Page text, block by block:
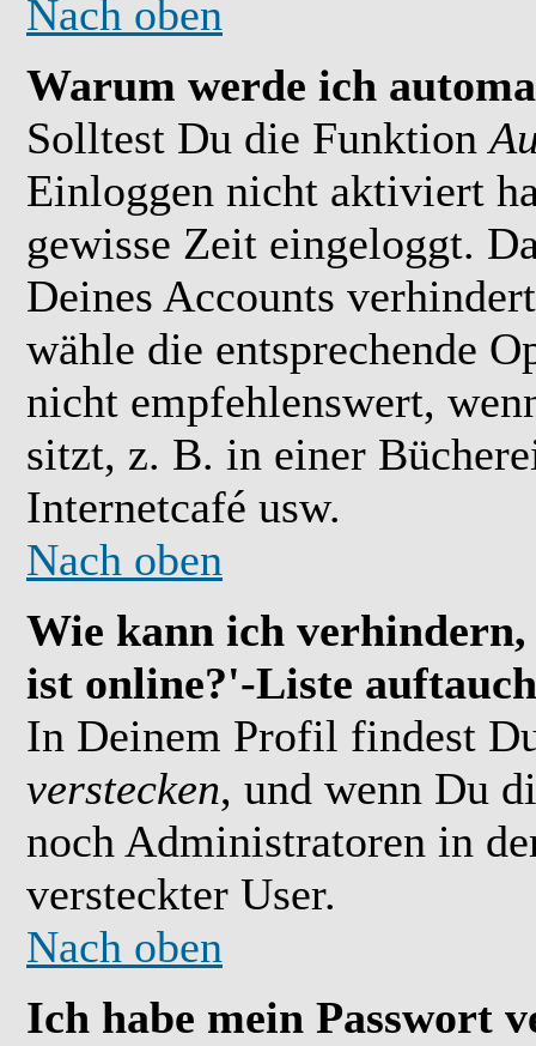
Nach oben
Warum werde ich
Solltest Du die Funktion
Einloggen nicht aktiviert
gewisse Zeit eingeloggt.
Deines Accounts
wähle die entsprechende
nicht empfehlenswert,
sitzt, z. B. in einer
Internetcafé usw.
Nach oben
Wie kann ich
ist online?'-Liste
In Deinem Profil findest
verstecken, und wenn Du
noch Administratoren in
versteckter User.
Nach oben
Ich habe mein Passwort